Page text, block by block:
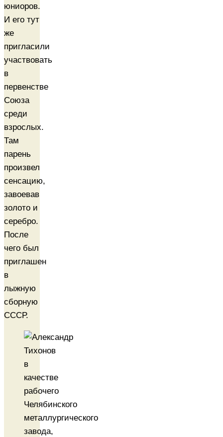
юниоров.
И его тут
же
пригласили
участвовать
в
первенстве
Союза
среди
взрослых.
Там
парень
произвел
сенсацию,
завоевав
золото и
серебро.
После
чего был
приглашен
в
лыжную
сборную
СССР.